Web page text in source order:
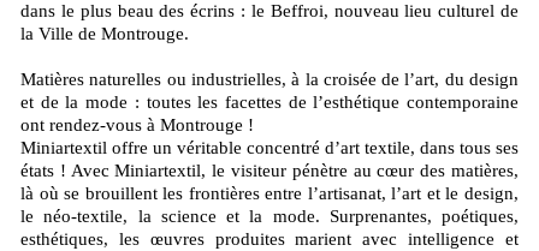
dans le plus beau des écrins : le Beffroi, nouveau lieu culturel de
la Ville de Montrouge.
Matières naturelles ou industrielles, à la croisée de l’art, du design
et de la mode : toutes les facettes de l’esthétique contemporaine
ont rendez-vous à Montrouge !
Miniartextil offre un véritable concentré d’art textile, dans tous ses
états ! Avec Miniartextil, le visiteur pénètre au cœur des matières,
là où se brouillent les frontières entre l’artisanat, l’art et le design,
le néo-textile, la science et la mode. Surprenantes, poétiques,
esthétiques, les œuvres produites marient avec intelligence et